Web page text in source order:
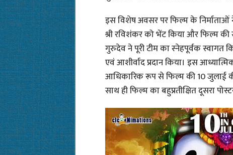
इस विशेष अवसर पर फिल्म के निर्माताओं
श्री रविशंकर को भेंट किया और फिल्म की
गुरुदेव ने पूरी टीम का स्नेहपूर्वक
एवं आशीर्वाद प्रदान किया। इस
आधिकारिक रूप से फिल्म की 10 जुलाई
साथ ही फिल्म का बहुप्रतीक्षित दूसरा